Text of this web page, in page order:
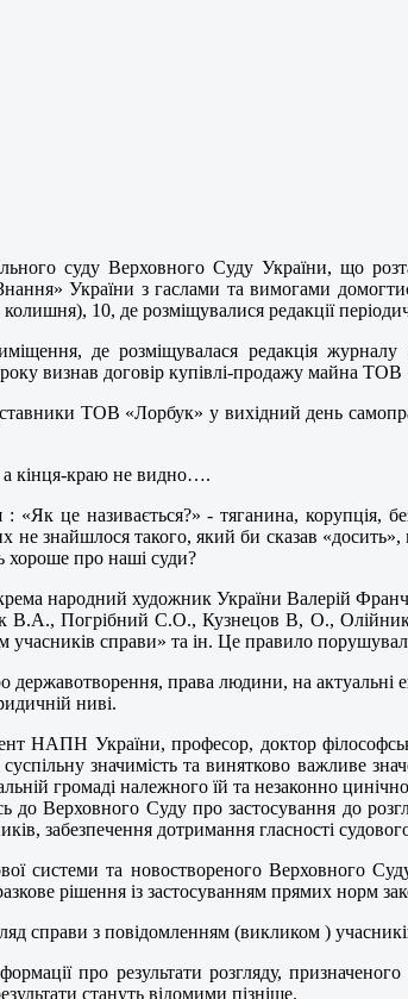
суду Верховного Суду України, що
України з гаслами та вимогами
10, де розміщувалися редакції
де розміщувалася редакція
визнав договір купівлі-продажу майна
ТОВ «Лорбук» у вихідний день
а кінця-краю не видно….
«Як це називається?» - тяганина, корупція,
не знайшлося такого, який би сказав
хороше про наші суди?
народний художник України Валерій
В.А., Погрібний С.О., Кузнецов В, О.,
справи» та ін. Це правило
державотворення, права людини, на актуальні
ниві.
НАПН України, професор, доктор
значимість та винятково важливе
громаді належного їй та незаконно
до Верховного Суду про застосування до
забезпечення дотримання гласності
системи та новоствореного Верховного
рішення із застосуванням прямих норм
справи з повідомленням (викликом )
про результати розгляду,
стануть відомими пізніше.